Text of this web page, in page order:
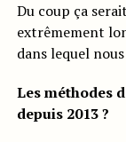
Du coup ça
extrêmement
dans lequel
Les méthodes
depuis 2013 ?